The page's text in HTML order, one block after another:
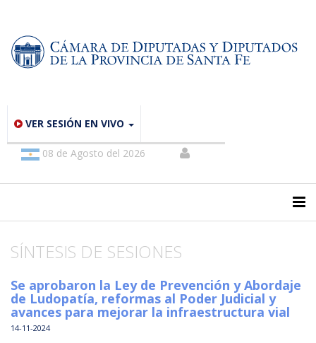
VER SESIÓN EN VIVO
08 de Agosto del 2026
SÍNTESIS DE SESIONES
Se aprobaron la Ley de Prevención y Abordaje
de Ludopatía, reformas al Poder Judicial y
avances para mejorar la infraestructura vial
14-11-2024